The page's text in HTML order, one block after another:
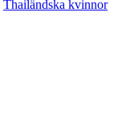
Thailändska kvinnor